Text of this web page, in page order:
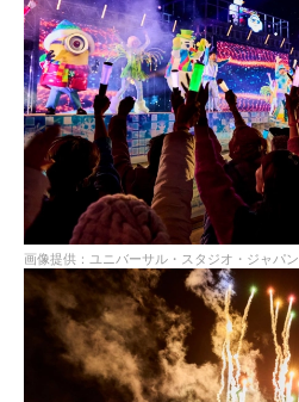
画像提供：ユニバーサル・スタジオ・ジャパン